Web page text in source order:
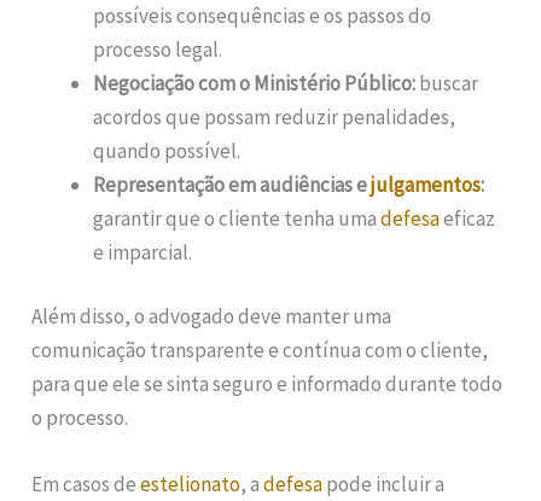
possíveis consequências e os passos do
processo legal.
Negociação com o Ministério Público:buscar
acordos que possam reduzir penalidades,
quando possível.
Representação em audiências ejulgamentos:
garantir que o cliente tenha umadefesaeficaz
e imparcial.
Além disso, o advogado deve manter uma
comunicação transparente e contínua com o cliente,
para que ele se sinta seguro e informado durante todo
o processo.
Em casos deestelionato, adefesapode incluir a